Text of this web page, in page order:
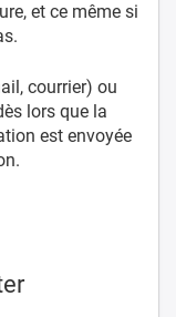
et ce même si
courrier) ou
lors que la
est envoyée